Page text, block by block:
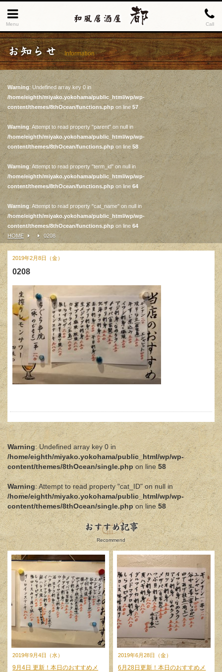
Menu Call
お知らせ Information
Warning: Undefined array key 0 in
/home/eighth/miyako.yokohama/public_html/wp/wp-
content/themes/8thOcean/functions.phpon line57
Warning: Attempt to read property "parent" on null in
/home/eighth/miyako.yokohama/public_html/wp/wp-
content/themes/8thOcean/functions.php on line 58
Warning: Attempt to read property "term_id" on null in
/home/eighth/miyako.yokohama/public_html/wp/wp-
content/themes/8thOcean/functions.php on line 64
Warning: Attempt to read property "cat_name" on null in
/home/eighth/miyako.yokohama/public_html/wp/wp-
content/themes/8thOcean/functions.php on line 64
HOME
0208
2019年2月8日（金）
0208
Warning: Undefined array key 0 in
/home/eighth/miyako.yokohama/public_html/wp/wp-
content/themes/8thOcean/single.phpon line58
Warning: Attempt to read property "cat_ID" on null in
/home/eighth/miyako.yokohama/public_html/wp/wp-
content/themes/8thOcean/single.phpon line58
おすすめ記事
Recommend
2019年9月4日（水）
9月4日 更新！本日のおすすめメ
2019年6月28日（金）
6月28日更新！本日のおすすめメ